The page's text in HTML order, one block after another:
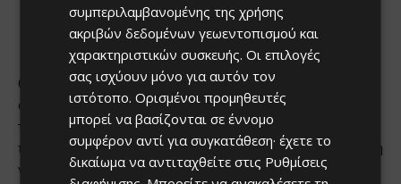
συμπεριλαμβανομένης της χρήσης
ακριβών δεδομένων γεωεντοπισμού και
χαρακτηριστικών συσκευής. Οι επιλογές
σας ισχύουν μόνο για αυτόν τον
ιστότοπο. Ορισμένοι προμηθευτές
μπορεί να βασίζονται σε έννομο
συμφέρον αντί για συγκατάθεση· έχετε το
δικαίωμα να αντιταχθείτε στις Ρυθμίσεις